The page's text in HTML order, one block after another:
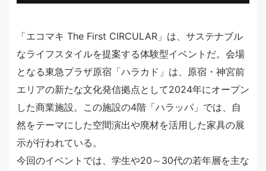
「エコマキ The First CIRCULAR」は、サステナブル
なライフスタイルを提案する体験型イベントだ。会場
となる東急プラザ原宿「ハラカド」は、原宿・神宮前
エリアの新たな文化発信拠点として2024年にオープン
した商業施設。この施設の4階「ハラッパ」では、自
然をテーマにした空間演出や廃材を活用した家具の展
示が行われている。
今回のイベントでは、学生や20～30代の若年層を主な